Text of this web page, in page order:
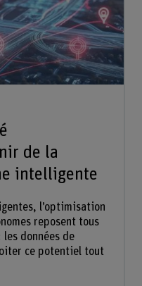
de la
intelligente
l’optimisation
reposent tous
données de
ce potentiel tout